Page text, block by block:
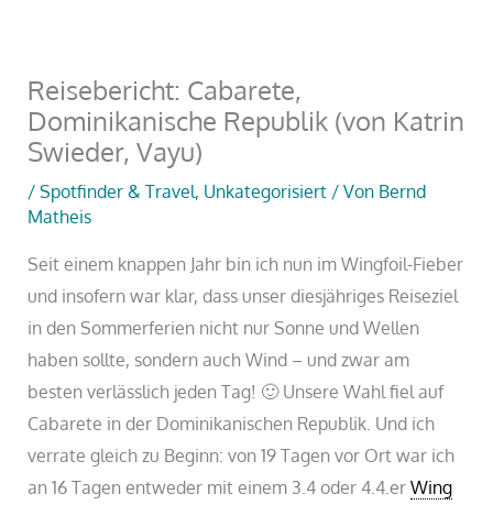
Reisebericht: Cabarete,
Dominikanische Republik (von Katrin
Swieder, Vayu)
/Spotfinder & Travel, Unkategorisiert / Von Bernd
Matheis
Seit einem knappen Jahr bin ich nun im Wingfoil-Fieber
und insofern war klar, dass unser diesjähriges Reiseziel
in den Sommerferien nicht nur Sonne und Wellen
haben sollte, sondern auch Wind – und zwar am
besten verlässlich jeden Tag! 🙂 Unsere Wahl fiel auf
Cabarete in der Dominikanischen Republik. Und ich
verrate gleich zu Beginn: von 19 Tagen vor Ort war ich
an 16 Tagen entweder mit einem 3.4 oder 4.4.erWing